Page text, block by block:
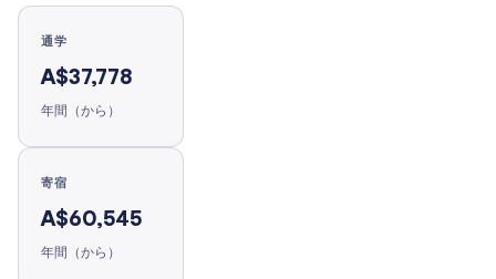
通学
A$37,778
年間（から）
寄宿
A$60,545
年間（から）